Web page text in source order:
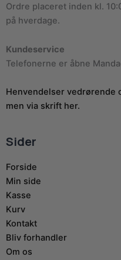
Ordre placeret inden kl.
på hverdage.
Kundeservice
Telefonerne er åbne
Henvendelser vedrørende
men via skrift her.
Sider
Forside
Min side
Kasse
Kurv
Kontakt
Bliv forhandler
Om os